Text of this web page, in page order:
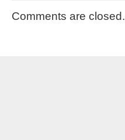
Comments are closed.